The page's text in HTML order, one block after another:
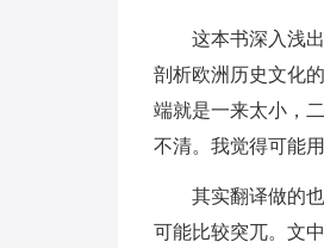
这本书深入浅
剖析欧洲历史文化
端就是一来太小，
不清。我觉得可能
其实翻译做的
可能比较突兀。文